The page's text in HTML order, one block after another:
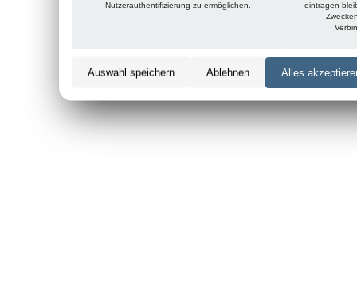
Nutzerauthentifizierung zu ermöglichen.
eintragen
Auswahl speichern Ablehnen Alles